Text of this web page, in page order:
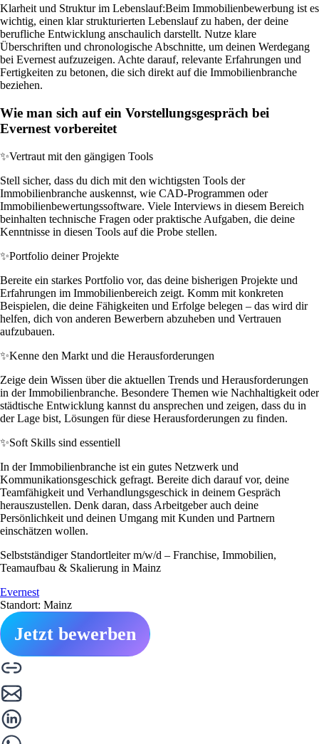
Klarheit und Struktur im Lebenslauf:Beim Immobilienbewerbung ist es
wichtig, einen klar strukturierten Lebenslauf zu haben, der deine
berufliche Entwicklung anschaulich darstellt. Nutze klare
Überschriften und chronologische Abschnitte, um deinen Werdegang
bei Evernest aufzuzeigen. Achte darauf, relevante Erfahrungen und
Fertigkeiten zu betonen, die sich direkt auf die Immobilienbranche
beziehen.
Wie man sich auf ein Vorstellungsgespräch bei
Evernest vorbereitet
✨Vertraut mit den gängigen Tools
Stell sicher, dass du dich mit den wichtigsten Tools der
Immobilienbranche auskennst, wie CAD-Programmen oder
Immobilienbewertungssoftware. Viele Interviews in diesem Bereich
beinhalten technische Fragen oder praktische Aufgaben, die deine
Kenntnisse in diesen Tools auf die Probe stellen.
✨Portfolio deiner Projekte
Bereite ein starkes Portfolio vor, das deine bisherigen Projekte und
Erfahrungen im Immobilienbereich zeigt. Komm mit konkreten
Beispielen, die deine Fähigkeiten und Erfolge belegen – das wird dir
helfen, dich von anderen Bewerbern abzuheben und Vertrauen
aufzubauen.
✨Kenne den Markt und die Herausforderungen
Zeige dein Wissen über die aktuellen Trends und Herausforderungen
in der Immobilienbranche. Besondere Themen wie Nachhaltigkeit oder
städtische Entwicklung kannst du ansprechen und zeigen, dass du in
der Lage bist, Lösungen für diese Herausforderungen zu finden.
✨Soft Skills sind essentiell
In der Immobilienbranche ist ein gutes Netzwerk und
Kommunikationsgeschick gefragt. Bereite dich darauf vor, deine
Teamfähigkeit und Verhandlungsgeschick in deinem Gespräch
herauszustellen. Denk daran, dass Arbeitgeber auch deine
Persönlichkeit und deinen Umgang mit Kunden und Partnern
einschätzen wollen.
Selbstständiger Standortleiter m/w/d – Franchise, Immobilien,
Teamaufbau & Skalierung in Mainz
Evernest
Standort: Mainz
Jetzt bewerben